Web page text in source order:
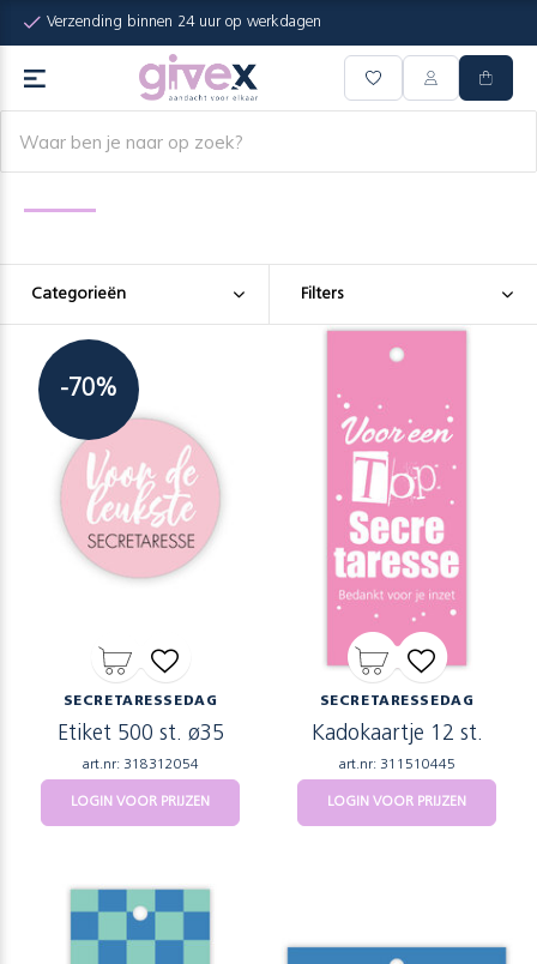
Verzending binnen 24 uur op werkdagen
Categorieën Filters
-70%
SECRETARESSEDAG
Etiket 500 st. ø35
art.nr: 318312054
LOGIN VOOR PRIJZEN
SECRETARESSEDAG
Kadokaartje 12 st.
art.nr: 311510445
LOGIN VOOR PRIJZEN